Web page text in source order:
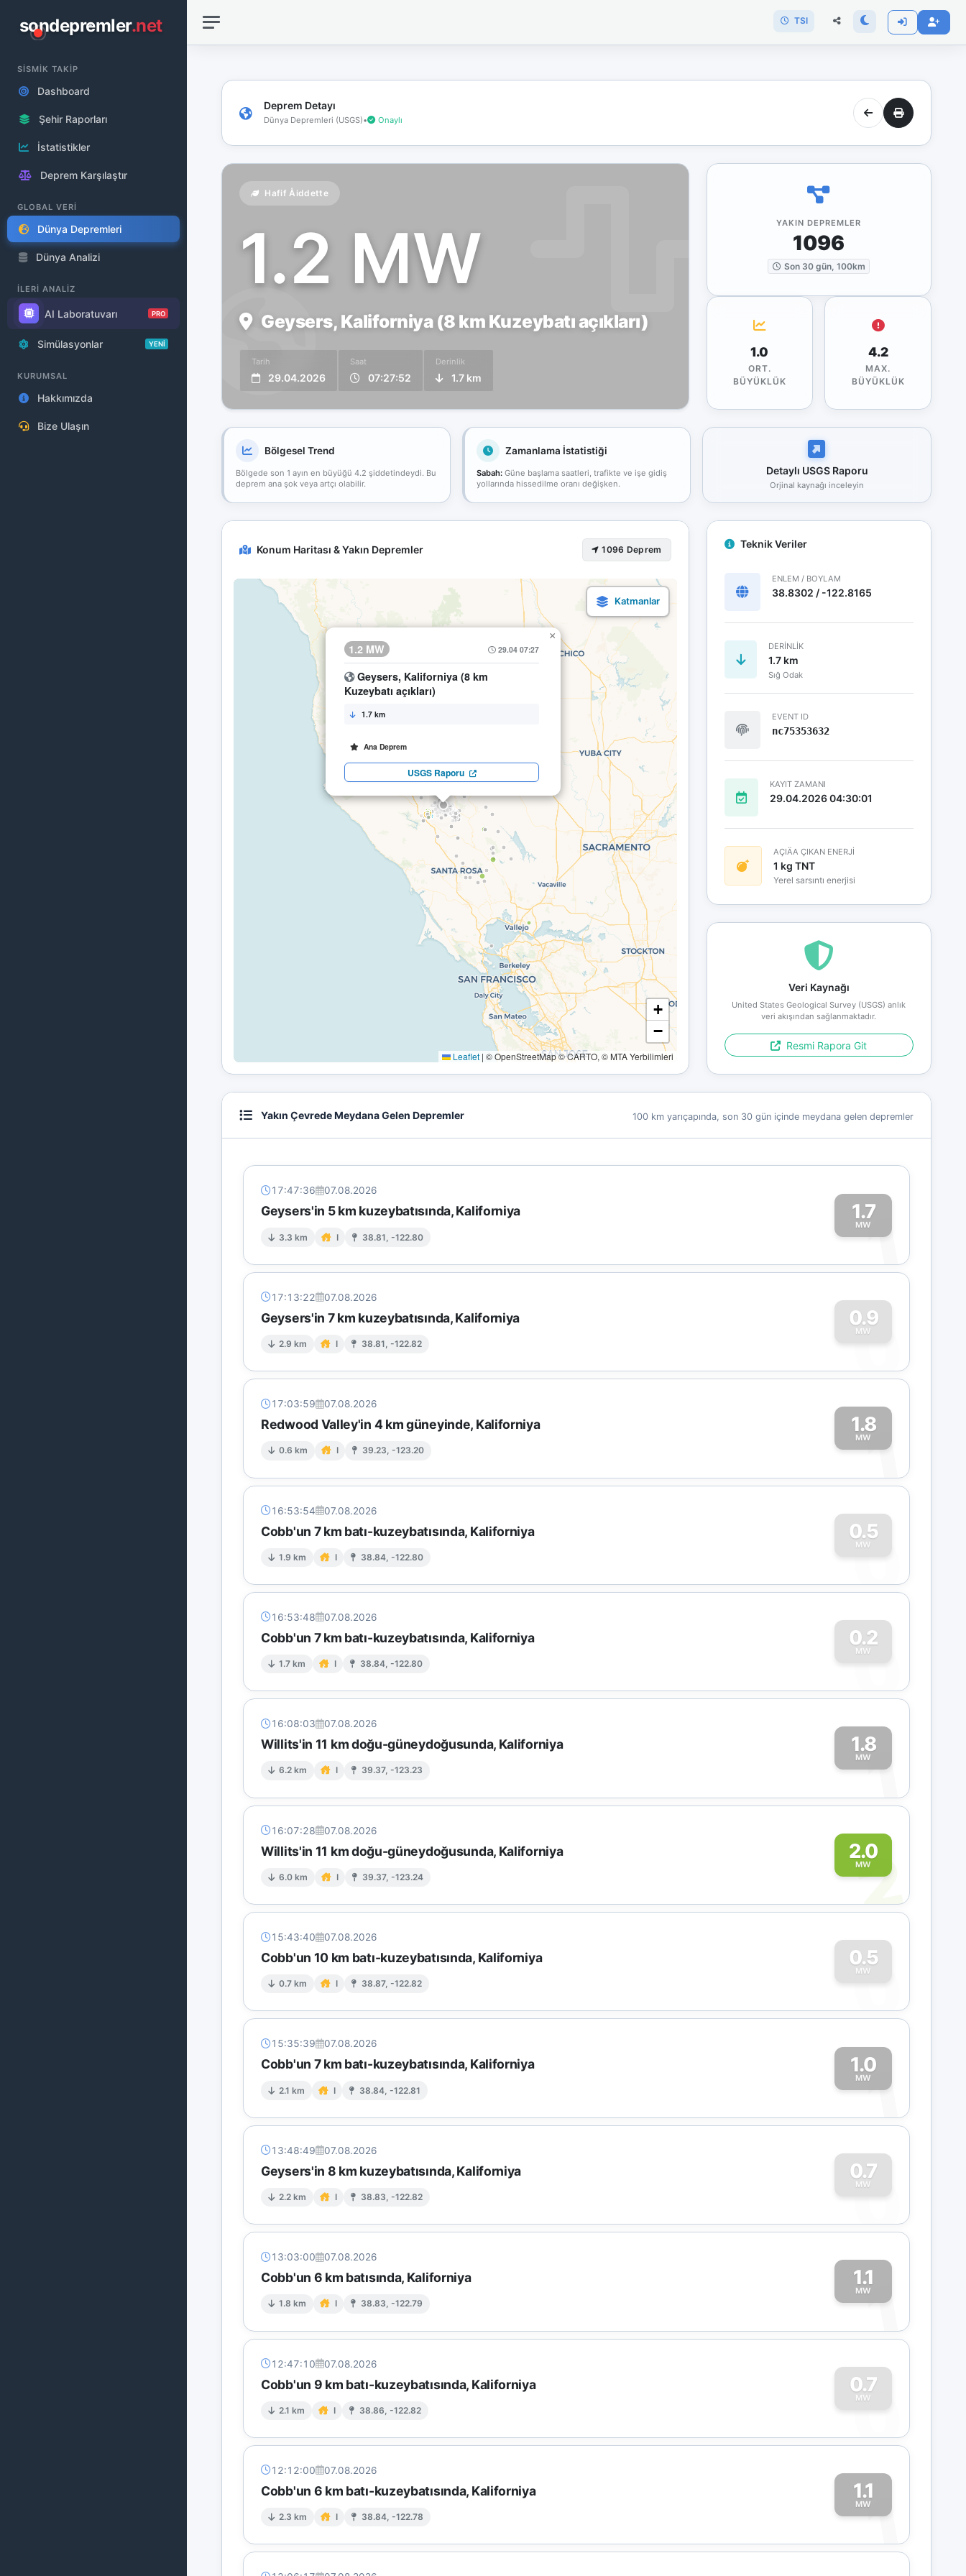
sondepremler.net
SİSMİK TAKİP
Dashboard
Şehir Raporları
İstatistikler
Deprem Karşılaştır
GLOBAL VERİ
Dünya Depremleri
Dünya Analizi
İLERİ ANALİZ
AI Laboratuvarı PRO
Simülasyonlar YENİ
KURUMSAL
Hakkımızda
Bize Ulaşın
TSI
Deprem Detayı
Dünya Depremleri (USGS)• Onaylı
Hafif Åiddette
1.2 MW
Geysers, Kaliforniya (8 km Kuzeybatı açıkları)
Tarih
29.04.2026
Saat
07:27:52
Derinlik
1.7 km
YAKIN DEPREMLER
1096
Son 30 gün, 100km
1.0
ORT.
BÜYÜKLÜK
4.2
MAX.
BÜYÜKLÜK
Bölgesel Trend
Bölgede son 1 ayın en büyüğü 4.2 şiddetindeydi. Bu
deprem ana şok veya artçı olabilir.
Zamanlama İstatistiği
Sabah:Güne başlama saatleri, trafikte ve işe gidiş
yollarında hissedilme oranı değişken.
Detaylı USGS Raporu
Orjinal kaynağı inceleyin
Konum Haritası & Yakın Depremler 1096 Deprem
1.2 MW 29.04 07:27
Geysers, Kaliforniya (8 km
Kuzeybatı açıkları)
1.7 km
Ana Deprem
USGS Raporu
×
+
−
Leaflet | © OpenStreetMap © CARTO, © MTA Yerbilimleri
Teknik Veriler
ENLEM / BOYLAM
38.8302 / -122.8165
DERINLIK
1.7 km
Sığ Odak
EVENT ID
nc75353632
KAYIT ZAMANI
29.04.2026 04:30:01
AÇIÄA ÇIKAN ENERJİ
1 kg TNT
Yerel sarsıntı enerjisi
Veri Kaynağı
United States Geological Survey (USGS) anlık
veri akışından sağlanmaktadır.
Resmi Rapora Git
Yakın Çevrede Meydana Gelen Depremler 100 km yarıçapında, son 30 gün içinde meydana gelen depremler
17:47:36 07.08.2026
Geysers'in 5 km kuzeybatısında, Kaliforniya
3.3 km I 38.81, -122.80
1.7
MW
1
17:13:22 07.08.2026
Geysers'in 7 km kuzeybatısında, Kaliforniya
2.9 km I 38.81, -122.82
0.9
MW
0
17:03:59 07.08.2026
Redwood Valley'in 4 km güneyinde, Kaliforniya
0.6 km I 39.23, -123.20
1.8
MW
1
16:53:54 07.08.2026
Cobb'un 7 km batı-kuzeybatısında, Kaliforniya
1.9 km I 38.84, -122.80
0.5
MW
0
16:53:48 07.08.2026
Cobb'un 7 km batı-kuzeybatısında, Kaliforniya
1.7 km I 38.84, -122.80
0.2
MW
0
16:08:03 07.08.2026
Willits'in 11 km doğu-güneydoğusunda, Kaliforniya
6.2 km I 39.37, -123.23
1.8
MW
1
16:07:28 07.08.2026
Willits'in 11 km doğu-güneydoğusunda, Kaliforniya
6.0 km I 39.37, -123.24
2.0
MW
2
15:43:40 07.08.2026
Cobb'un 10 km batı-kuzeybatısında, Kaliforniya
0.7 km I 38.87, -122.82
0.5
MW
0
15:35:39 07.08.2026
Cobb'un 7 km batı-kuzeybatısında, Kaliforniya
2.1 km I 38.84, -122.81
1.0
MW
1
13:48:49 07.08.2026
Geysers'in 8 km kuzeybatısında, Kaliforniya
2.2 km I 38.83, -122.82
0.7
MW
0
13:03:00 07.08.2026
Cobb'un 6 km batısında, Kaliforniya
1.8 km I 38.83, -122.79
1.1
MW
1
12:47:10 07.08.2026
Cobb'un 9 km batı-kuzeybatısında, Kaliforniya
2.1 km I 38.86, -122.82
0.7
MW
0
12:12:00 07.08.2026
Cobb'un 6 km batı-kuzeybatısında, Kaliforniya
2.3 km I 38.84, -122.78
1.1
MW
1
bağlantınız